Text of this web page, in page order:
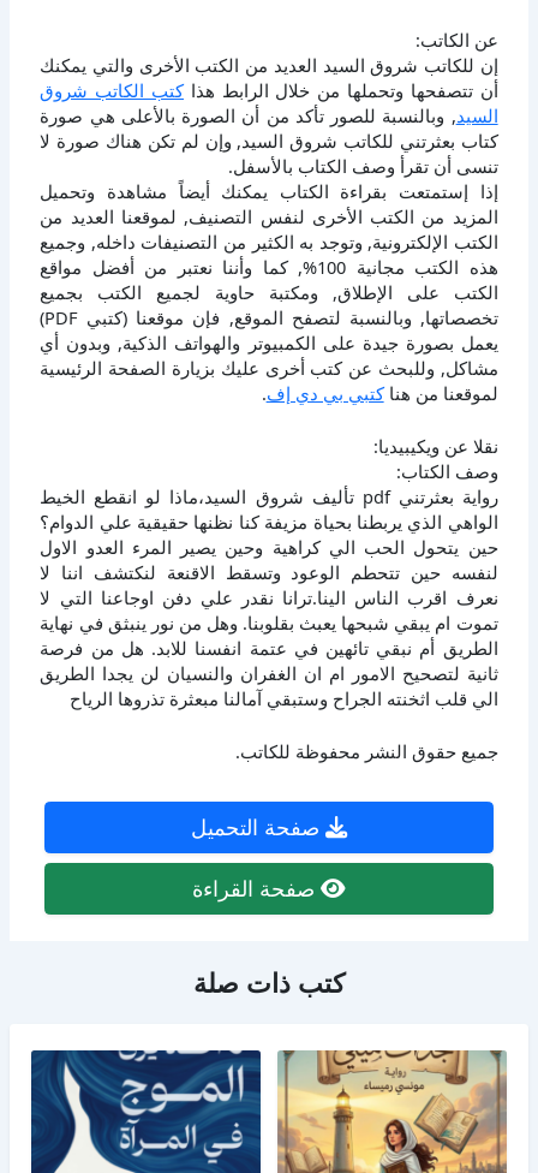
عن الكاتب:
إن للكاتب شروق السيد العديد من الكتب الأخرى والتي يمكنك
أن تتصفحها وتحملها من خلال الرابط هذاكتب الكاتب شروق
السيد, وبالنسبة للصور تأكد من أن الصورة بالأعلى هي صورة
كتاب بعثرتني للكاتب شروق السيد, وإن لم تكن هناك صورة لا
تنسى أن تقرأ وصف الكتاب بالأسفل.
إذا إستمتعت بقراءة الكتاب يمكنك أيضاً مشاهدة وتحميل
المزيد من الكتب الأخرى لنفس التصنيف, لموقعنا العديد من
الكتب الإلكترونية, وتوجد به الكثير من التصنيفات داخله, وجميع
هذه الكتب مجانية 100%, كما وأننا نعتبر من أفضل مواقع
الكتب على الإطلاق, ومكتبة حاوية لجميع الكتب بجميع
تخصصاتها, وبالنسبة لتصفح الموقع, فإن موقعنا (كتبي PDF)
يعمل بصورة جيدة على الكمبيوتر والهواتف الذكية, وبدون أي
مشاكل, وللبحث عن كتب أخرى عليك بزيارة الصفحة الرئيسية
لموقعنا من هناكتبي بي دي إف.
نقلا عن ويكيبيديا:
وصف الكتاب:
رواية بعثرتني pdf تأليف شروق السيد،ﻣﺎﺫﺍ ﻟﻮ ﺍﻧﻘﻄﻊ ﺍﻟﺨﻴﻂ
ﺍﻟﻮﺍﻫﻲ ﺍﻟﺬﻱ ﻳﺮﺑﻄﻨﺎ ﺑﺤﻴﺎﺓ ﻣﺰﻳﻔﺔ ﻛﻨﺎ ﻧﻈﻨﻬﺎ ﺣﻘﻴﻘﻴﺔ ﻋﻠﻲ ﺍﻟﺪﻭﺍﻡ؟
ﺣﻴﻦ ﻳﺘﺤﻮﻝ ﺍﻟﺤﺐ ﺍﻟﻲ ﻛﺮﺍﻫﻴﺔ ﻭﺣﻴﻦ ﻳﺼﻴﺮ ﺍﻟﻤﺮﺀ ﺍﻟﻌﺪﻭ ﺍﻻﻭﻝ
ﻟﻨﻔﺴﻪ ﺣﻴﻦ ﺗﺘﺤﻄﻢ ﺍﻟﻮﻋﻮﺩ ﻭﺗﺴﻘﻂ ﺍﻻﻗﻨﻌﺔ ﻟﻨﻜﺘﺸﻒ ﺍﻧﻨﺎ ﻻ
ﻧﻌﺮﻑ ﺍﻗﺮﺏ ﺍﻟﻨﺎﺱ ﺍﻟﻴﻨﺎ.ﺗﺮﺍﻧﺎ ﻧﻘﺪﺭ ﻋﻠﻲ ﺩﻓﻦ ﺍﻭﺟﺎﻋﻨﺎ ﺍﻟﺘﻲ ﻻ
ﺗﻤﻮﺕ ﺍﻡ ﻳﺒﻘﻲ ﺷﺒﺤﻬﺎ ﻳﻌﺒﺚ ﺑﻘﻠﻮﺑﻨﺎ. ﻭﻫﻞ ﻣﻦ ﻧﻮﺭ ﻳﻨﺒﺜﻖ ﻓﻲ ﻧﻬﺎﻳﺔ
ﺍﻟﻄﺮﻳﻖ أﻡ ﻧﺒﻘﻲ ﺗﺎﺋﻬﻴﻦ ﻓﻲ ﻋﺘﻤﺔ ﺍﻧﻔﺴﻨﺎ ﻟﻼﺑﺪ. ﻫﻞ ﻣﻦ ﻓﺮﺻﺔ
ﺛﺎﻧﻴﺔ ﻟﺘﺼﺤﻴﺢ ﺍﻻﻣﻮﺭ ﺍﻡ ﺍﻥ ﺍﻟﻐﻔﺮﺍﻥ ﻭﺍﻟﻨﺴﻴﺎﻥ ﻟﻦ ﻳﺠﺪﺍ ﺍﻟﻄﺮﻳﻖ
ﺍﻟﻲ ﻗﻠﺐ ﺍﺛﺨﻨﺘﻪ ﺍﻟﺠﺮﺍﺡ ﻭﺳﺘﺒﻘﻲ ﺁﻣﺎﻟﻨﺎ ﻣﺒﻌﺜﺮﺓ ﺗﺬﺭﻭﻫﺎ ﺍﻟﺮﻳﺎﺡ
جميع حقوق النشر محفوظة للكاتب.
صفحة التحميل
صفحة القراءة
كتب ذات صلة